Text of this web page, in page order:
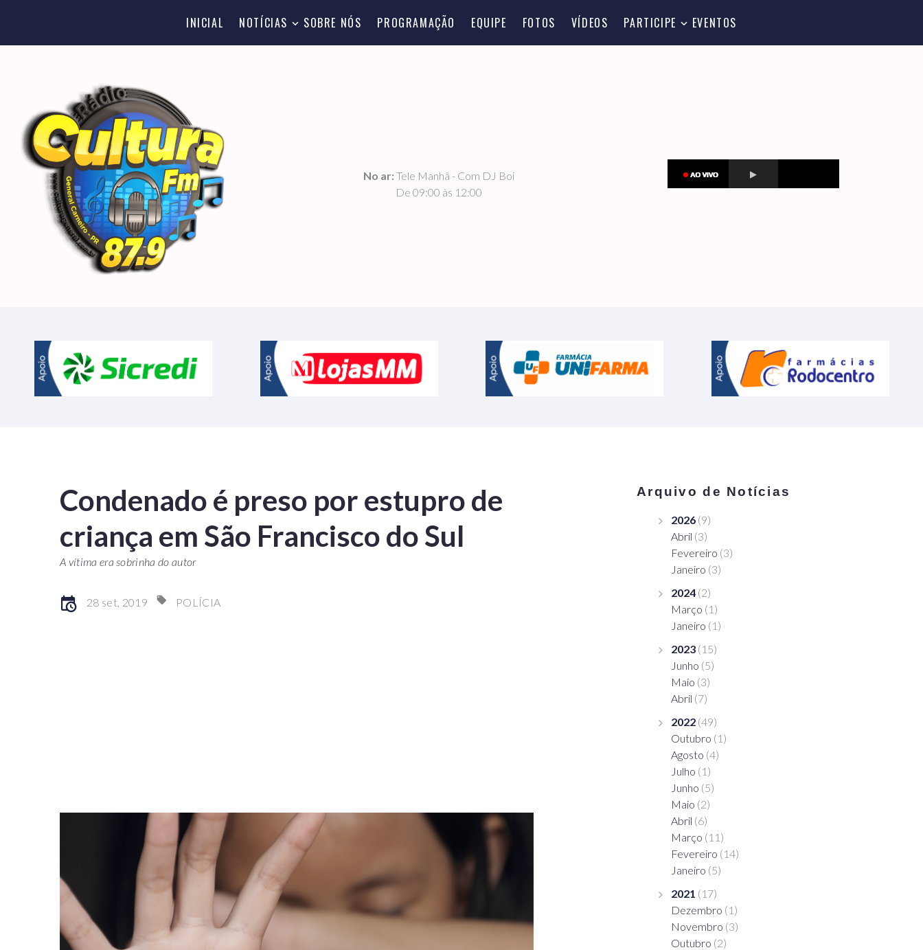
INICIAL NOTÍCIAS SOBRE NÓS PROGRAMAÇÃO EQUIPE FOTOS VÍDEOS PARTICIPE EVENTOS
No ar: Tele Manhã - Com DJ Boi
De 09:00 às 12:00
Condenado é preso por estupro de
criança em São Francisco do Sul
A vítima era sobrinha do autor
28 set, 2019 POLÍCIA
Arquivo de Notícias
2026 (9)
Abril (3)
Fevereiro (3)
Janeiro (3)
2024 (2)
Março (1)
Janeiro (1)
2023 (15)
Junho (5)
Maio (3)
Abril (7)
2022 (49)
Outubro (1)
Agosto (4)
Julho (1)
Junho (5)
Maio (2)
Abril (6)
Março (11)
Fevereiro (14)
Janeiro (5)
2021 (17)
Dezembro (1)
Novembro (3)
Outubro (2)